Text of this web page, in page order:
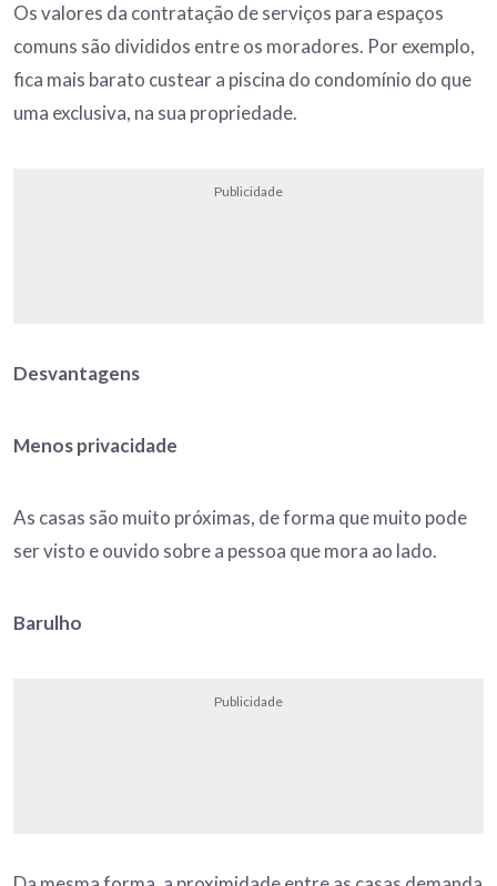
Os valores da contratação de serviços para espaços
comuns são divididos entre os moradores. Por exemplo,
fica mais barato custear a piscina do condomínio do que
uma exclusiva, na sua propriedade.
Publicidade
Desvantagens
Menos privacidade
As casas são muito próximas, de forma que muito pode
ser visto e ouvido sobre a pessoa que mora ao lado.
Barulho
Publicidade